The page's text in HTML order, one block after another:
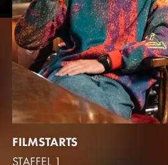
FILMSTARTS
STAFFEL 1